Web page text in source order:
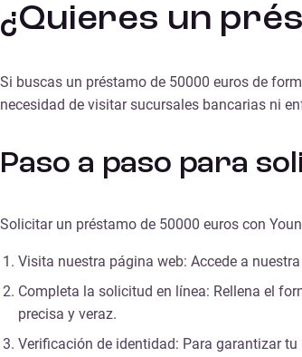
¿Quieres un
Si buscas un préstamo de 50000 euros de
necesidad de visitar sucursales bancarias ni
Paso a paso para
Solicitar un préstamo de 50000 euros con
Visita nuestra página web: Accede a
Completa la solicitud en línea: Rellena el
precisa y veraz.
Verificación de identidad: Para garantizar